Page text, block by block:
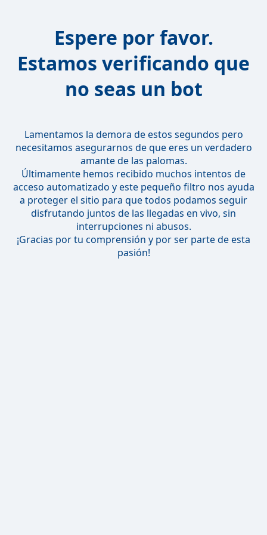
Espere por favor.
Estamos verificando que
no seas un bot
Lamentamos la demora de estos segundos pero
necesitamos asegurarnos de que eres un verdadero
amante de las palomas.
Últimamente hemos recibido muchos intentos de
acceso automatizado y este pequeño filtro nos ayuda
a proteger el sitio para que todos podamos seguir
disfrutando juntos de las llegadas en vivo, sin
interrupciones ni abusos.
¡Gracias por tu comprensión y por ser parte de esta
pasión!